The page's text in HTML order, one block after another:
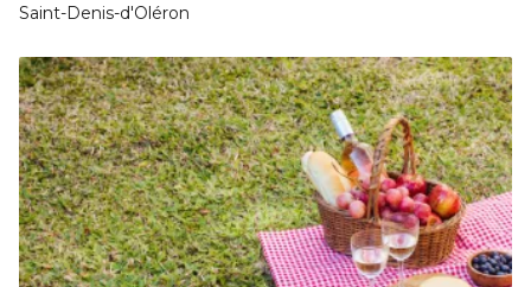
Saint-Denis-d'Oléron